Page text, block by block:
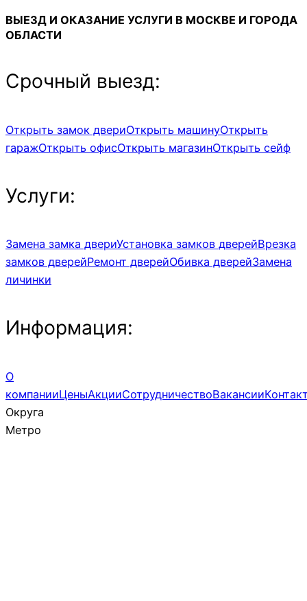
ВЫЕЗД И ОКАЗАНИЕ УСЛУГИ В МОСКВЕ И ГОРОДА
ОБЛАСТИ
Срочный выезд:
Открыть замок двериОткрыть машинуОткрыть
гаражОткрыть офисОткрыть магазинОткрыть сейф
Услуги:
Замена замка двериУстановка замков дверейВрезка
замков дверейРемонт дверейОбивка дверейЗамена
личинки
Информация:
О
компанииЦеныАкцииСотрудничествоВакансии
Округа
Метро